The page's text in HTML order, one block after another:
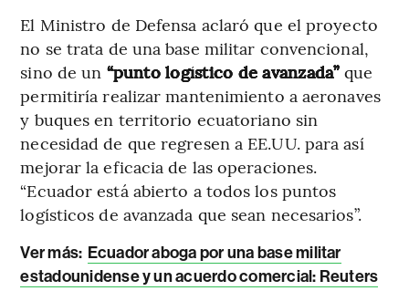
El Ministro de Defensa aclaró que el proyecto
no se trata de una base militar convencional,
sino de un “punto logístico de avanzada”que
permitiría realizar mantenimiento a aeronaves
y buques en territorio ecuatoriano sin
necesidad de que regresen a EE.UU. para así
mejorar la eficacia de las operaciones.
“Ecuador está abierto a todos los puntos
logísticos de avanzada que sean necesarios”.
Ver más: Ecuador aboga por una base militar
estadounidense y un acuerdo comercial: Reuters